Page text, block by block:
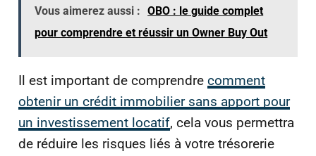
Vous aimerez aussi : OBO : le guide complet
pour comprendre et réussir un Owner Buy Out
Il est important de comprendre comment
obtenir un crédit immobilier sans apport pour
un investissement locatif, cela vous permettra
de réduire les risques liés à votre trésorerie